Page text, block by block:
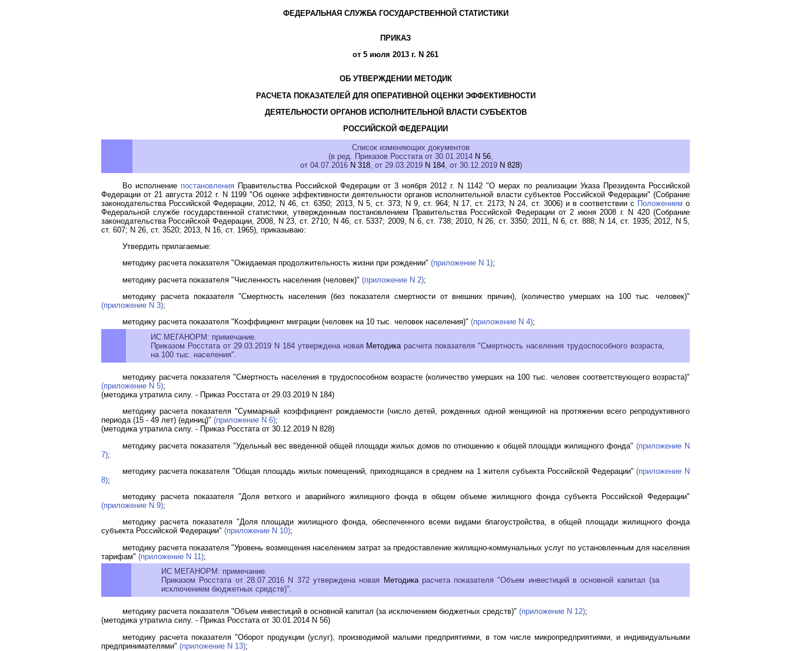
ФЕДЕРАЛЬНАЯ СЛУЖБА ГОСУДАРСТВЕННОЙ СТАТИСТИКИ
ПРИКАЗ
от 5 июля 2013 г. N 261
ОБ УТВЕРЖДЕНИИ МЕТОДИК
РАСЧЕТА ПОКАЗАТЕЛЕЙ ДЛЯ ОПЕРАТИВНОЙ ОЦЕНКИ ЭФФЕКТИВНОСТИ
ДЕЯТЕЛЬНОСТИ ОРГАНОВ ИСПОЛНИТЕЛЬНОЙ ВЛАСТИ СУБЪЕКТОВ
РОССИЙСКОЙ ФЕДЕРАЦИИ
Список изменяющих документов
(в ред. Приказов Росстата от 30.01.2014 N 56,
от 04.07.2016 N 318, от 29.03.2019 N 184, от 30.12.2019 N 828)
Во исполнение постановления Правительства Российской Федерации от 3 ноября 2012 г. N 1142 "О мерах по реализации Указа Президента Российской
Федерации от 21 августа 2012 г. N 1199 "Об оценке эффективности деятельности органов исполнительной власти субъектов Российской Федерации" (Собрание
законодательства Российской Федерации, 2012, N 46, ст. 6350; 2013, N 5, ст. 373; N 9, ст. 964; N 17, ст. 2173; N 24, ст. 3006) и в соответствии с Положением о
Федеральной службе государственной статистики, утвержденным постановлением Правительства Российской Федерации от 2 июня 2008 г. N 420 (Собрание
законодательства Российской Федерации, 2008, N 23, ст. 2710; N 46, ст. 5337; 2009, N 6, ст. 738; 2010, N 26, ст. 3350; 2011, N 6, ст. 888; N 14, ст. 1935; 2012, N 5,
ст. 607; N 26, ст. 3520; 2013, N 16, ст. 1965), приказываю:
Утвердить прилагаемые:
методику расчета показателя "Ожидаемая продолжительность жизни при рождении" (приложение N 1);
методику расчета показателя "Численность населения (человек)" (приложение N 2);
методику расчета показателя "Смертность населения (без показателя смертности от внешних причин), (количество умерших на 100 тыс. человек)"
(приложение N 3);
методику расчета показателя "Коэффициент миграции (человек на 10 тыс. человек населения)" (приложение N 4);
ИС МЕГАНОРМ: примечание.
Приказом Росстата от 29.03.2019 N 184 утверждена новая Методика расчета показателя "Смертность населения трудоспособного возраста,
на 100 тыс. населения".
методику расчета показателя "Смертность населения в трудоспособном возрасте (количество умерших на 100 тыс. человек соответствующего возраста)"
(приложение N 5);
(методика утратила силу. - Приказ Росстата от 29.03.2019 N 184)
методику расчета показателя "Суммарный коэффициент рождаемости (число детей, рожденных одной женщиной на протяжении всего репродуктивного
периода (15 - 49 лет) (единиц)" (приложение N 6);
(методика утратила силу. - Приказ Росстата от 30.12.2019 N 828)
методику расчета показателя "Удельный вес введенной общей площади жилых домов по отношению к общей площади жилищного фонда"(приложение N
7);
методику расчета показателя "Общая площадь жилых помещений, приходящаяся в среднем на 1 жителя субъекта Российской Федерации"(приложение N
8);
методику расчета показателя "Доля ветхого и аварийного жилищного фонда в общем объеме жилищного фонда субъекта Российской Федерации"
(приложение N 9);
методику расчета показателя "Доля площади жилищного фонда, обеспеченного всеми видами благоустройства, в общей площади жилищного фонда
субъекта Российской Федерации" (приложение N 10);
методику расчета показателя "Уровень возмещения населением затрат за предоставление жилищно-коммунальных услуг по установленным для населения
тарифам" (приложение N 11);
ИС МЕГАНОРМ: примечание.
Приказом Росстата от 28.07.2016 N 372 утверждена новая
Методикарасчета показателя "Объем инвестиций в основной капитал (за
исключением бюджетных средств)".
методику расчета показателя "Объем инвестиций в основной капитал (за исключением бюджетных средств)" (приложение N 12);
(методика утратила силу. - Приказ Росстата от 30.01.2014 N 56)
методику расчета показателя "Оборот продукции (услуг), производимой малыми предприятиями, в том числе микропредприятиями, и индивидуальными
предпринимателями" (приложение N 13);